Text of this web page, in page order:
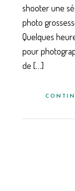
shooter une
photo
Quelques
pour
de […]